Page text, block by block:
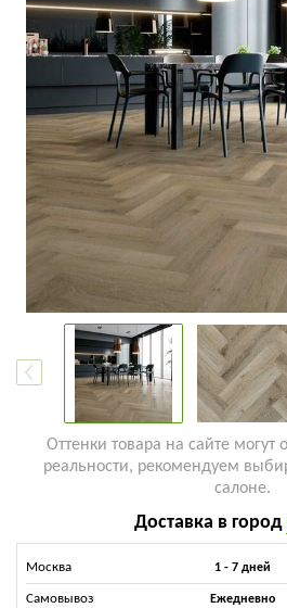
Оттенки товара на сайте могут
реальности, рекомендуем
салоне.
Доставка в город
Москва 1 - 7 дней
Самовывоз Ежедневно